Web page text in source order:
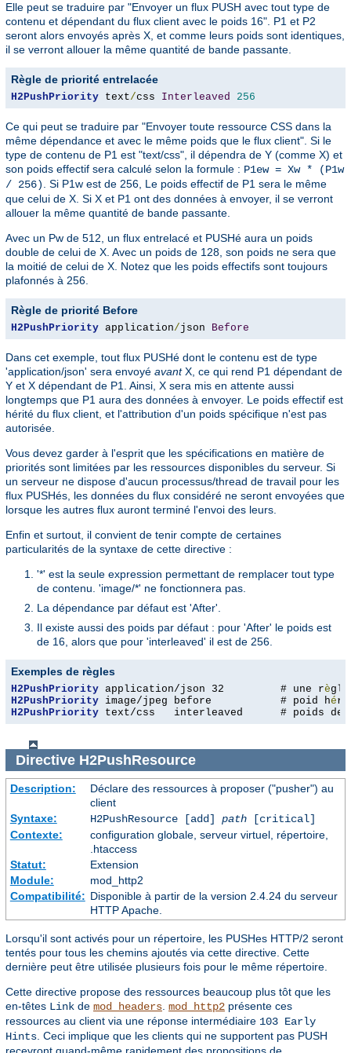
Elle peut se traduire par "Envoyer un flux PUSH avec tout type de
contenu et dépendant du flux client avec le poids 16". P1 et P2
seront alors envoyés après X, et comme leurs poids sont identiques,
il se verront allouer la même quantité de bande passante.
Règle de priorité entrelacée
H2PushPriority text/css Interleaved 256
Ce qui peut se traduire par "Envoyer toute ressource CSS dans la
même dépendance et avec le même poids que le flux client". Si le
type de contenu de P1 est "text/css", il dépendra de Y (comme X) et
son poids effectif sera calculé selon la formule : P1ew = Xw * (P1w
/ 256). Si P1w est de 256, Le poids effectif de P1 sera le même
que celui de X. Si X et P1 ont des données à envoyer, il se verront
allouer la même quantité de bande passante.
Avec un Pw de 512, un flux entrelacé et PUSHé aura un poids
double de celui de X. Avec un poids de 128, son poids ne sera que
la moitié de celui de X. Notez que les poids effectifs sont toujours
plafonnés à 256.
Règle de priorité Before
H2PushPriority application/json Before
Dans cet exemple, tout flux PUSHé dont le contenu est de type
'application/json' sera envoyé avantX, ce qui rend P1 dépendant de
Y et X dépendant de P1. Ainsi, X sera mis en attente aussi
longtemps que P1 aura des données à envoyer. Le poids effectif est
hérité du flux client, et l'attribution d'un poids spécifique n'est pas
autorisée.
Vous devez garder à l'esprit que les spécifications en matière de
priorités sont limitées par les ressources disponibles du serveur. Si
un serveur ne dispose d'aucun processus/thread de travail pour les
flux PUSHés, les données du flux considéré ne seront envoyées que
lorsque les autres flux auront terminé l'envoi des leurs.
Enfin et surtout, il convient de tenir compte de certaines
particularités de la syntaxe de cette directive :
'*' est la seule expression permettant de remplacer tout type
de contenu. 'image/*' ne fonctionnera pas.
La dépendance par défaut est 'After'.
Il existe aussi des poids par défaut : pour 'After' le poids est
de 16, alors que pour 'interleaved' il est de 256.
Exemples de règles
H2PushPriority application/json 32         # une rè
H2PushPriority image/jpeg before           # poid hé
H2PushPriority text/css   interleaved      # poids de
Directive H2PushResource
Description:
Déclare des ressources à proposer ("pusher") au
client
Syntaxe:
H2PushResource [add] path[critical]
Contexte:
configuration globale, serveur virtuel, répertoire,
.htaccess
Statut:
Extension
Module:
mod_http2
Compatibilité: Disponible à partir de la version 2.4.24 du serveur
HTTP Apache.
Lorsqu'il sont activés pour un répertoire, les PUSHes HTTP/2 seront
tentés pour tous les chemins ajoutés via cette directive. Cette
dernière peut être utilisée plusieurs fois pour le même répertoire.
Cette directive propose des ressources beaucoup plus tôt que les
en-têtes Link de mod_headers. mod_http2 présente ces
ressources au client via une réponse intermédiaire 103 Early
Hints. Ceci implique que les clients qui ne supportent pas PUSH